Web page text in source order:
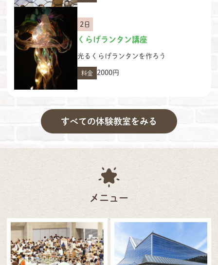
2日
くらげランタン講座
光るくらげランタンを作ろう
料金 2000円
すべての体験教室をみる
メニュー